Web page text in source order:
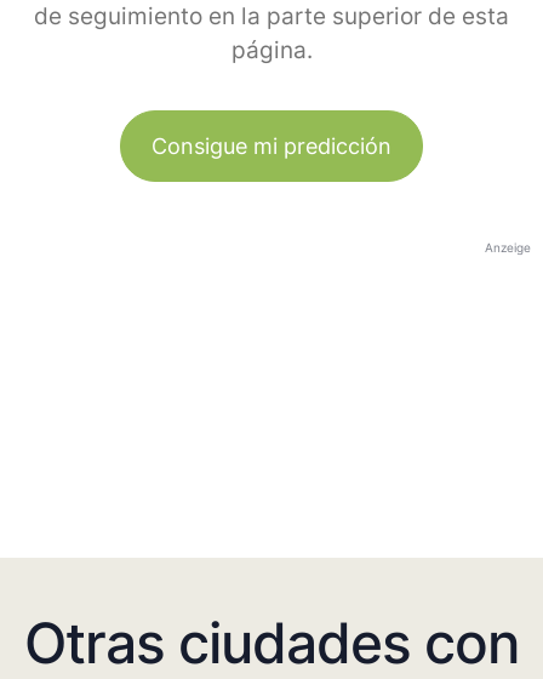
de seguimiento en la parte superior de esta
página.
Consigue mi predicción
Anzeige
Otras ciudades con